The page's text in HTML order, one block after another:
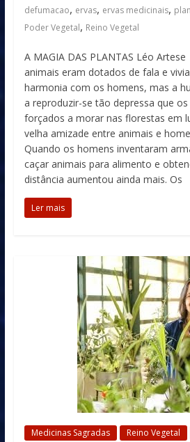
defumacao, ervas, ervas medicinais,
Poder Vegetal, Reino Vegetal
A MAGIA DAS PLANTAS Léo
animais eram dotados de fala e
harmonia com os homens, mas a
a reproduzir-se tão depressa que
forçados a morar nas florestas em
velha amizade entre animais e
Quando os homens inventaram
caçar animais para alimento e
distância aumentou ainda mais. Os
Ler mais
Medicinas Sagradas Reino Vegetal